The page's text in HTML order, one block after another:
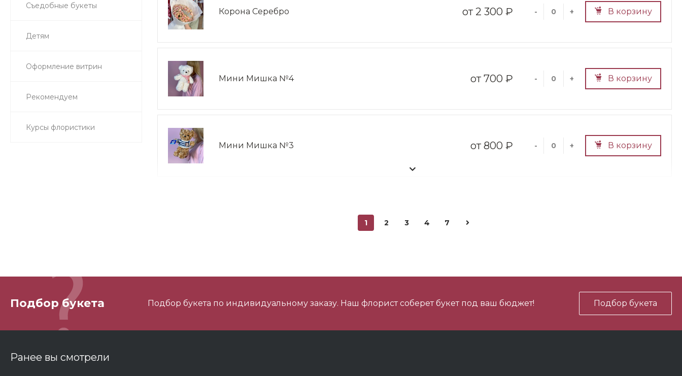
Съедобные букеты
Детям
Оформление витрин
Рекомендуем
Курсы флористики
Корона Серебро 2 300 ₽ - + В корзину
Мини Мишка №4 700 ₽ - + В корзину
Мини Мишка №3 800 ₽ - + В корзину
Мишка Мини №1 700 ₽ - + В корзину
1 2 3 4 7
Подбор букета Подбор букета по индивидуальному заказу. Наш флорист соберет букет под ваш бюджет! Подбор букета
Ранее вы смотрели